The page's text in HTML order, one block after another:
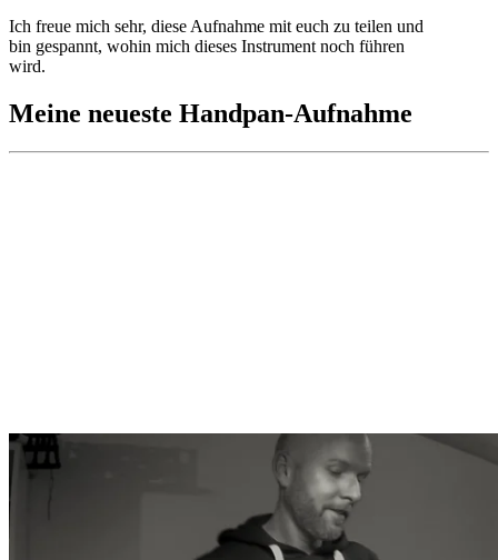
Ich freue mich sehr, diese Aufnahme mit euch zu teilen und
bin gespannt, wohin mich dieses Instrument noch führen
wird.
Meine neueste Handpan-Aufnahme